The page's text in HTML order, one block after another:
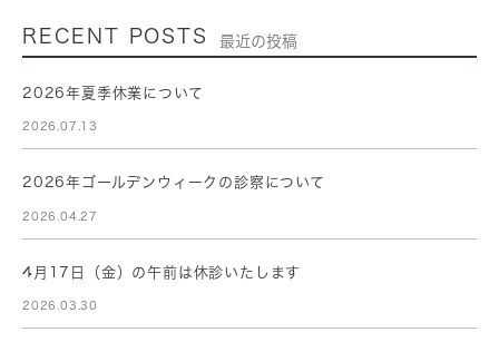
RECENT POSTS 最近の投稿
2026年夏季休業について
2026.07.13
2026年ゴールデンウィークの診察について
2026.04.27
4月17日（金）の午前は休診いたします
2026.03.30